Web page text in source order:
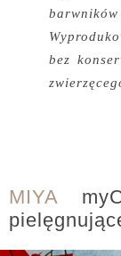
bez
MIYA